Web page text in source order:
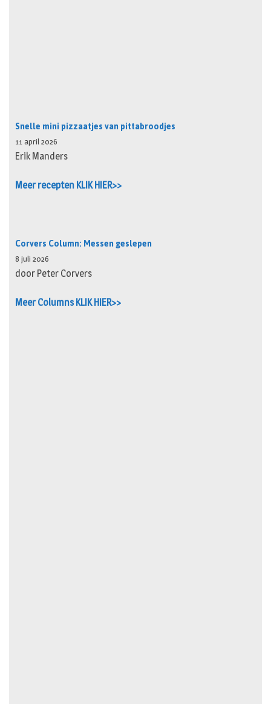
Snelle mini pizzaatjes van pittabroodjes
11 april 2026
Erik Manders
Meer recepten KLIK HIER>>
Corvers Column: Messen geslepen
8 juli 2026
door Peter Corvers
Meer Columns KLIK HIER>>